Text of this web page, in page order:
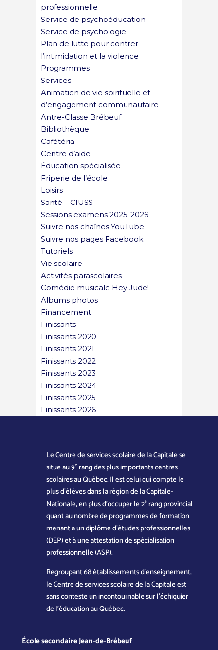
professionnelle
Service de psychoéducation
Service de psychologie
Plan de lutte pour contrer
l’intimidation et la violence
Programmes
Services
Animation de vie spirituelle et
d’engagement communautaire
Antre-Classe Brébeuf
Bibliothèque
Cafétéria
Centre d’aide
Éducation spécialisée
Friperie de l’école
Loisirs
Santé – CIUSS
Sessions examens 2025-2026
Suivre nos chaînes YouTube
Suivre nos pages Facebook
Tutoriels
Vie scolaire
Activités parascolaires
Comédie musicale Hey Jude!
Albums photos
Financement
Finissants
Finissants 2020
Finissants 2021
Finissants 2022
Finissants 2023
Finissants 2024
Finissants 2025
Finissants 2026
Le Centre de services scolaire de la Capitale se
situe au 9erang des plus importants centres
scolaires au Québec. Il est celui qui compte le
plus d’élèves dans la région de la Capitale-
Nationale, en plus d’occuper le 2erang provincial
quant au nombre de programmes de formation
menant à un diplôme d’études professionnelles
(DEP) et à une attestation de spécialisation
professionnelle (ASP).
Regroupant 68 établissements d’enseignement,
le Centre de services scolaire de la Capitale est
sans conteste un incontournable sur l’échiquier
de l’éducation au Québec.
École secondaire Jean-de-Brébeuf